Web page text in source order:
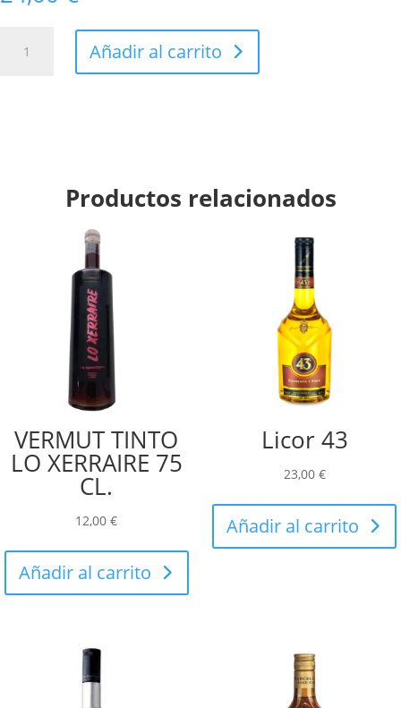
Añadir al carrito
Productos relacionados
VERMUT TINTO
LO XERRAIRE 75
CL.
12,00€
Añadir al carrito
Licor 43
23,00 €
Añadir al carrito